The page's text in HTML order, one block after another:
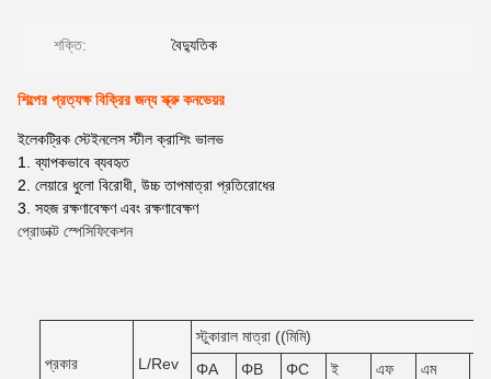
শক্তি: বৈদ্যুতিক
শিল্পের প্রত্যক্ষ বিক্রির জন্য স্ক্রু কনভেয়র
ইলেকট্রিক স্টেইনলেস স্টীল ক্রাশিং ভালভ
1. ব্যাপকভাবে ব্যবহৃত
2. লেয়ারে ধুলো বিরোধী, উচ্চ তাপমাত্রা প্রতিরোধের
3. সহজ রক্ষণাবেক্ষণ এবং রক্ষণাবেক্ষণ
প্রোডাক্ট স্পেসিফিকেশন
প্রকার L/Rev
স্টুকারাল মাত্রা ((মিমি)
ΦA
ΦB ΦC ই এফ এম